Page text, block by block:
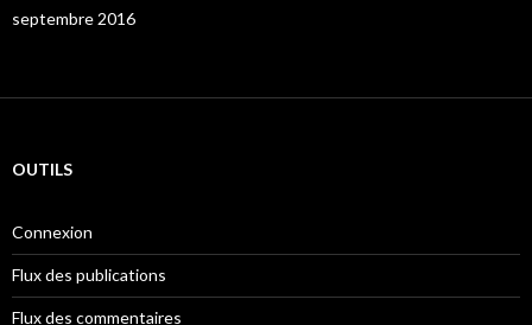
septembre 2016
OUTILS
Connexion
Flux des publications
Flux des commentaires